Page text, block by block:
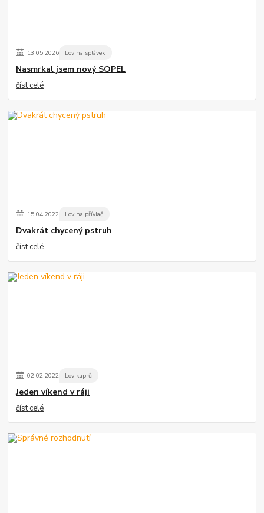
13.05.2026 Lov na splávek
Nasmrkal jsem nový SOPEL
číst celé
15.04.2022 Lov na přívlač
Dvakrát chycený pstruh
číst celé
02.02.2022 Lov kaprů
Jeden víkend v ráji
číst celé